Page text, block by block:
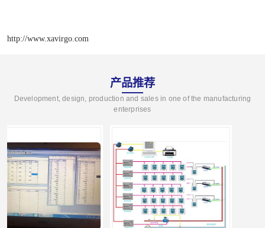
http://www.xavirgo.com
产品推荐
Development, design, production and sales in one of the manufacturing
enterprises